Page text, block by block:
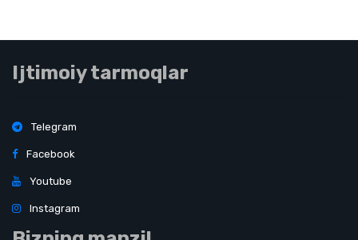
Ijtimoiy tarmoqlar
Telegram
Facebook
Youtube
Instagram